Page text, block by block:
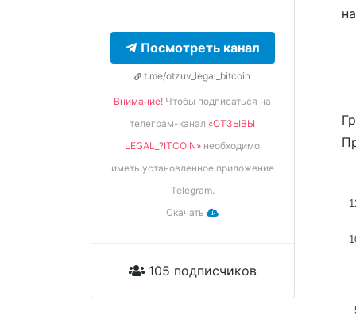
Посмотреть канал
t.me/otzuv_legal_bitcoin
Внимание! Чтобы подписаться на
телеграм-канал «ОТЗЫВЫ
LEGAL_?️ITCOIN» необходимо
иметь установленное приложение
Telegram.
Скачать
105 подписчиков